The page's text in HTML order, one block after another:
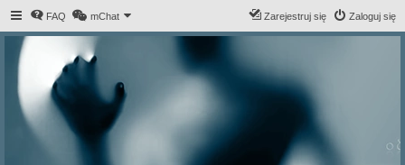
FAQ mChat Zaloguj się
Zarejestruj się